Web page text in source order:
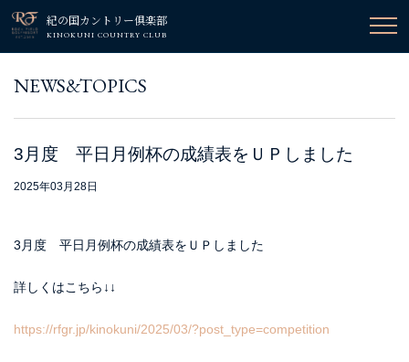
紀の国カントリー倶楽部
KINOKUNI COUNTRY CLUB
NEWS&TOPICS
3月度 平日月例杯の成績表をＵＰしました
2025年03月28日
3月度 平日月例杯の成績表をＵＰしました
詳しくはこちら↓↓
https://rfgr.jp/kinokuni/2025/03/?post_type=competition